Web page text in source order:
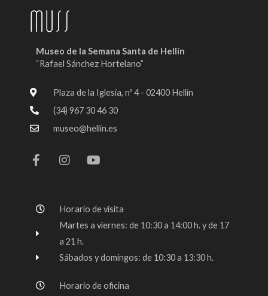
Museo de la Semana Santa de Hellín
“Rafael Sánchez Hortelano”
Plaza de la Iglesia, nº 4 - 02400 Hellín
(34) 967 30 46 30
museo@hellin.es
a
c
o
o
-
n
s
r
a
m
o
u
e
Horario de visita
Martes a viernes: de 10:30 a 14:00 h. y de 17
a 21 h.
Sábados y domingos: de 10:30 a 13:30 h.
Horario de oficina